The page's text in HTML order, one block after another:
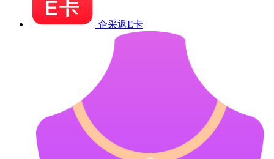
企采返E卡